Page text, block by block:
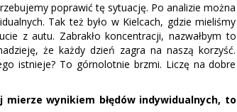
poprawić tę sytuację. Po analizie można
Tak też było w Kielcach, gdzie mieliśmy
z autu. Zabrakło koncentracji, nazwałbym to
że każdy dzień zagra na naszą korzyść.
istnieje? To górnolotnie brzmi. Liczę na dobre
wynikiem błędów indywidualnych, to